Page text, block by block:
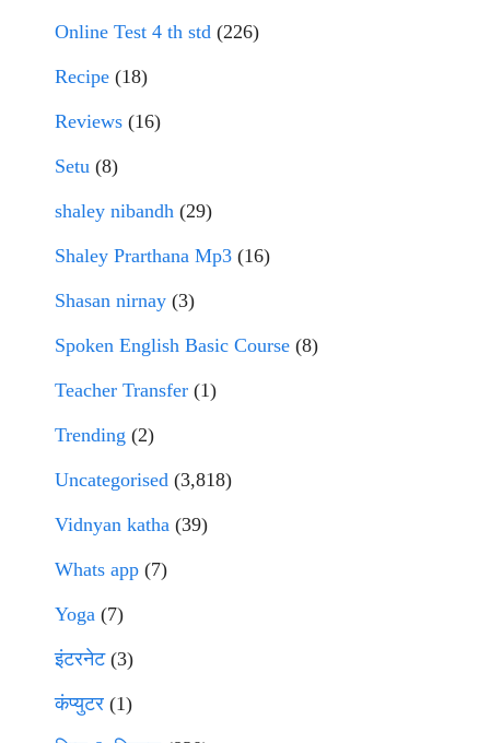
Online Test 4 th std (226)
Recipe (18)
Reviews (16)
Setu (8)
shaley nibandh (29)
Shaley Prarthana Mp3 (16)
Shasan nirnay (3)
Spoken English Basic Course (8)
Teacher Transfer (1)
Trending (2)
Uncategorised (3,818)
Vidnyan katha (39)
Whats app (7)
Yoga (7)
इंटरनेट(3)
कंप्युटर (1)